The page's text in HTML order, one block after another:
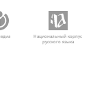
Национальный корпус
русского языка